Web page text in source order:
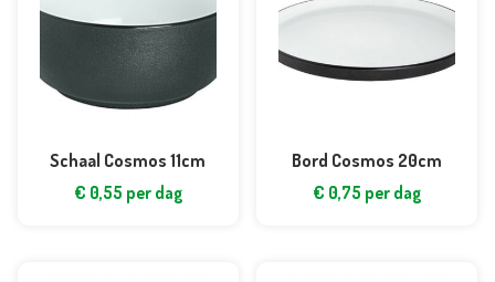
Schaal Cosmos 11cm
€ 0,55 per dag
Bord Cosmos 20cm
€ 0,75 per dag